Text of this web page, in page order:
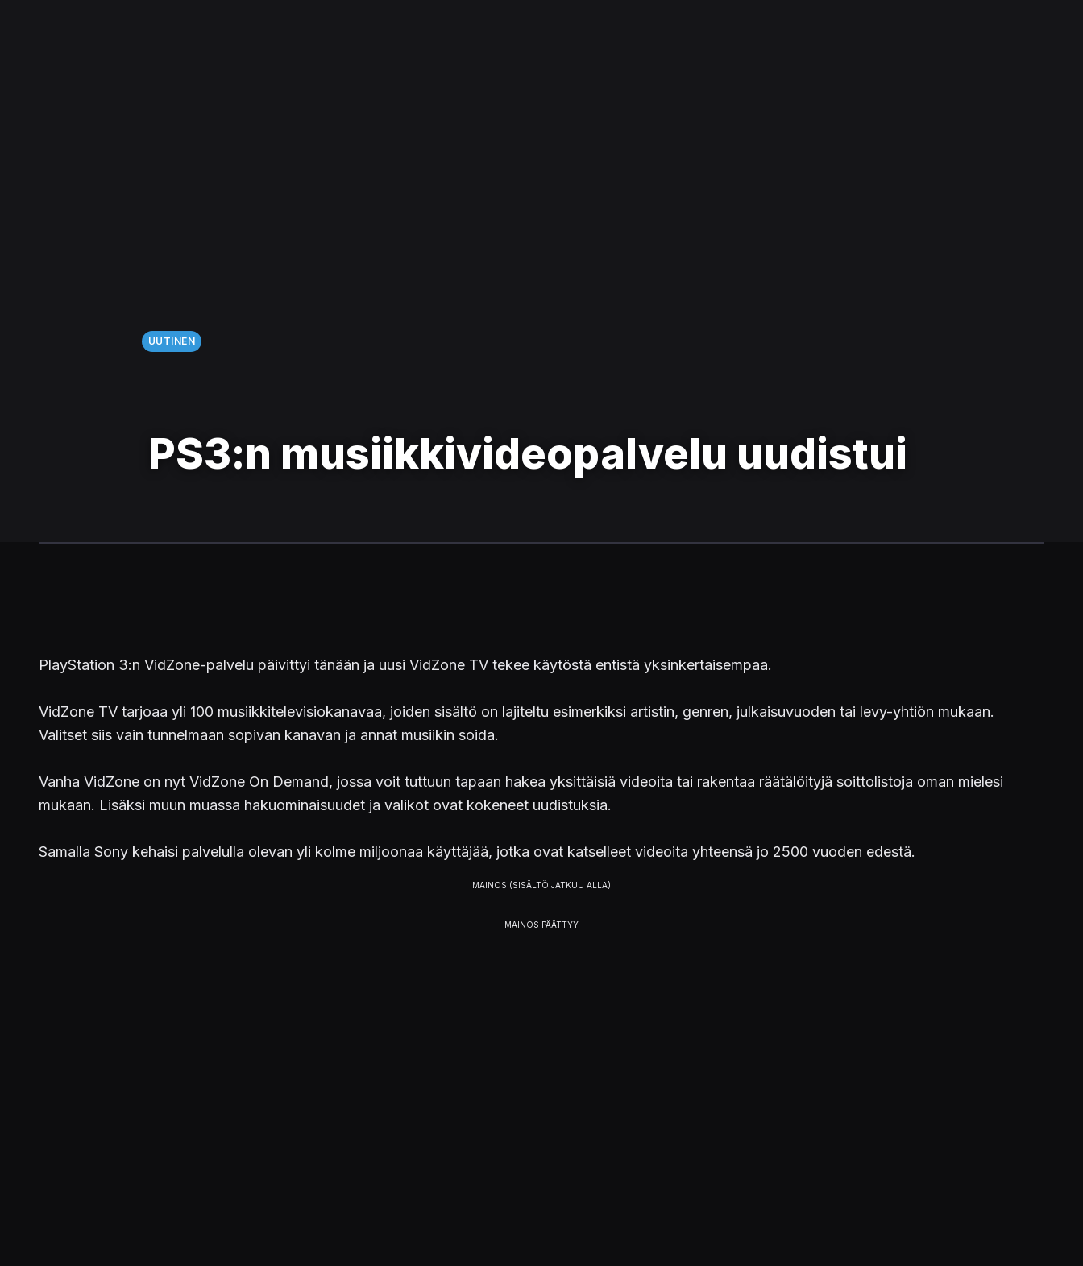
UUTINEN
PS3:n musiikkivideopalvelu uudistui
PlayStation 3:n VidZone-palvelu päivittyi tänään ja uusi VidZone TV tekee käytöstä entistä yksinkertaisempaa.
VidZone TV tarjoaa yli 100 musiikkitelevisiokanavaa, joiden sisältö on lajiteltu esimerkiksi artistin, genren, julkaisuvuoden tai levy-yhtiön mukaan.
Valitset siis vain tunnelmaan sopivan kanavan ja annat musiikin soida.
Vanha VidZone on nyt VidZone On Demand, jossa voit tuttuun tapaan hakea yksittäisiä videoita tai rakentaa räätälöityjä soittolistoja oman mielesi
mukaan. Lisäksi muun muassa hakuominaisuudet ja valikot ovat kokeneet uudistuksia.
Samalla Sony kehaisi palvelulla olevan yli kolme miljoonaa käyttäjää, jotka ovat katselleet videoita yhteensä jo 2500 vuoden edestä.